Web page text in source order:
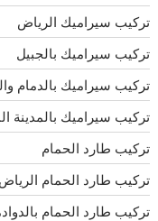
تركيب سيراميك الرياض
تركيب سيراميك بالجبيل
تركيب سيراميك بالدمام
تركيب سيراميك بالمدينة
تركيب طارد الحمام
تركيب طارد الحمام الرياض
تركيب طارد الحمام